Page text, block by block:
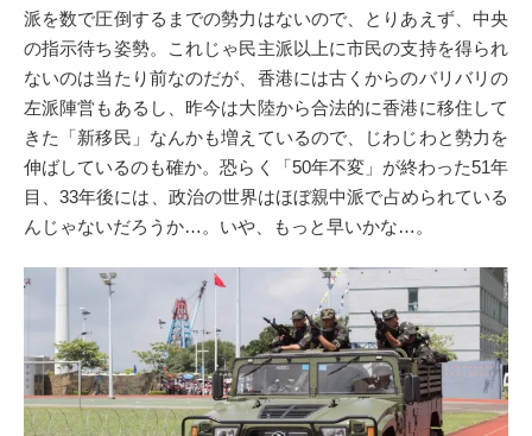
派を数で圧倒するまでの勢力はないので、とりあえず、中央
の指示待ち姿勢。これじゃ民主派以上に市民の支持を得られ
ないのは当たり前なのだが、香港には古くからのバリバリの
左派陣営もあるし、昨今は大陸から合法的に香港に移住して
きた「新移民」なんかも増えているので、じわじわと勢力を
伸ばしているのも確か。恐らく「50年不変」が終わった51年
目、33年後には、政治の世界はほぼ親中派で占められている
んじゃないだろうか…。いや、もっと早いかな…。